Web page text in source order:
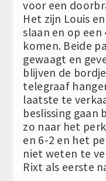
voor een
Het zijn Louis
slaan en op
komen. Beide
gewaagt en
blijven de
telegraaf
laatste te
beslissing gaan
zo naar het
en 6-2 en het
niet weten te
Rixt als eerste